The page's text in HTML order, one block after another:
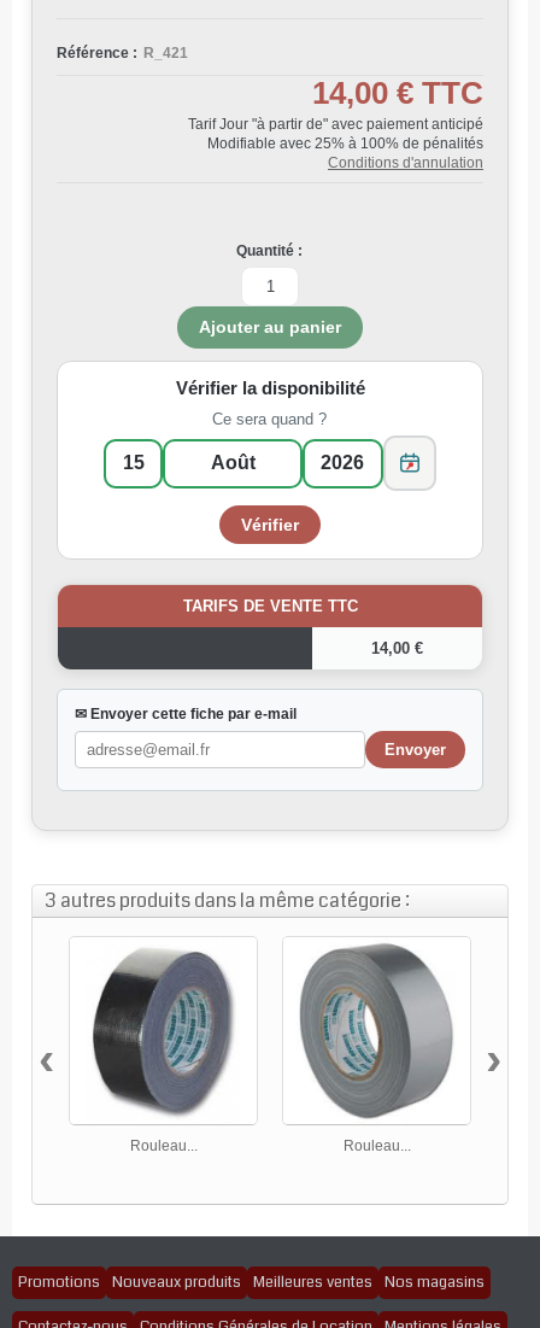
Référence : R_421
14,00 € TTC
Tarif Jour "à partir de" avec paiement anticipé
Modifiable avec 25% à 100% de pénalités
Conditions d'annulation
Quantité :
Vérifier la disponibilité
Ce sera quand ?
TARIFS DE VENTE TTC
14,00 €
✉ Envoyer cette fiche par e-mail
3 autres produits dans la même catégorie :
Rouleau... Rouleau...
‹ ›
Promotions Nouveaux produits Meilleures ventes Nos magasins